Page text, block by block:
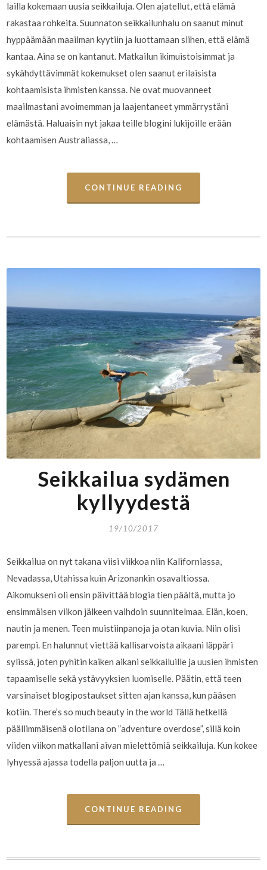
lailla kokemaan uusia seikkailuja. Olen ajatellut, että elämä
rakastaa rohkeita. Suunnaton seikkailunhalu on saanut minut
hyppäämään maailman kyytiin ja luottamaan siihen, että elämä
kantaa. Aina se on kantanut. Matkailun ikimuistoisimmat ja
sykähdyttävimmät kokemukset olen saanut erilaisista
kohtaamisista ihmisten kanssa. Ne ovat muovanneet
maailmastani avoimemman ja laajentaneet ymmärrystäni
elämästä. Haluaisin nyt jakaa teille blogini lukijoille erään
kohtaamisen Australiassa, …
CONTINUE READING
Seikkailua sydämen
kyllyydestä
19/10/2017
Seikkailua on nyt takana viisi viikkoa niin Kaliforniassa,
Nevadassa, Utahissa kuin Arizonankin osavaltiossa.
Aikomukseni oli ensin päivittää blogia tien päältä, mutta jo
ensimmäisen viikon jälkeen vaihdoin suunnitelmaa. Elän, koen,
nautin ja menen. Teen muistiinpanoja ja otan kuvia. Niin olisi
parempi. En halunnut viettää kallisarvoista aikaani läppäri
sylissä, joten pyhitin kaiken aikani seikkailuille ja uusien ihmisten
tapaamiselle sekä ystävyyksien luomiselle. Päätin, että teen
varsinaiset blogipostaukset sitten ajan kanssa, kun pääsen
kotiin. There’s so much beauty in the world Tällä hetkellä
päällimmäisenä olotilana on ”adventure overdose”, sillä koin
viiden viikon matkallani aivan mielettömiä seikkailuja. Kun kokee
lyhyessä ajassa todella paljon uutta ja …
CONTINUE READING